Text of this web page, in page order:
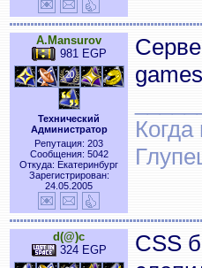
A.Mansurov
981 EGP
Технический
Администратор
Репутация: 203
Сообщения: 5042
Откуда: Екатеринбург
Зарегистрирован:
24.05.2005
d(@)c
324 EGP
CSS